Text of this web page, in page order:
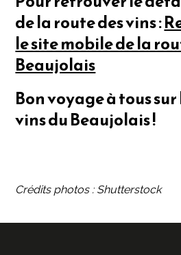
de la route des vins :
le site mobile de la
Beaujolais
Bon voyage à tous
vins du Beaujolais !
Crédits photos : Shutterstock